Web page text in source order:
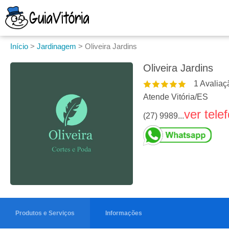
Início > Jardinagem > Oliveira Jardins
Oliveira Jardins
1
Atende Vitória/ES
(27) 9989...ver
Produtos e Serviços Informações